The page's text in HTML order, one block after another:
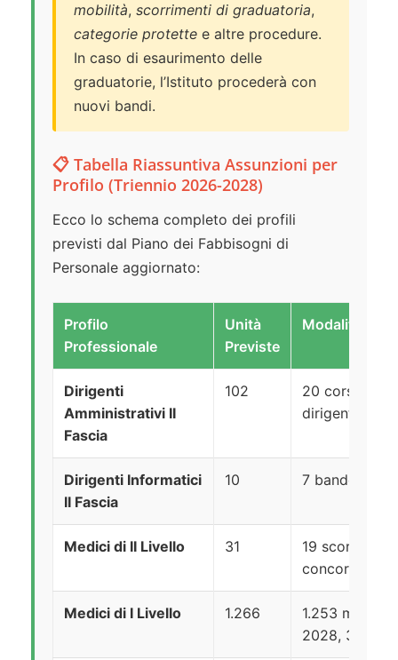
mobilità, scorrimenti di graduatoria,
categorie protette e altre procedure.
In caso di esaurimento delle
graduatorie, l’Istituto procederà con
nuovi bandi.
📋 Tabella Riassuntiva Assunzioni per
Profilo (Triennio 2026-2028)
Ecco lo schema completo dei profili
previsti dal Piano dei Fabbisogni di
Personale aggiornato:
Profilo
Professionale
Unità
Previste
Modalità di
Dirigenti
Amministrativi II
Fascia
102
20 corso-
dirigenti
Dirigenti Informatici
II Fascia
10 7 bando
Medici di II Livello 31
19
concorso
Medici di I Livello 1.266
1.253
2028, 3 altre